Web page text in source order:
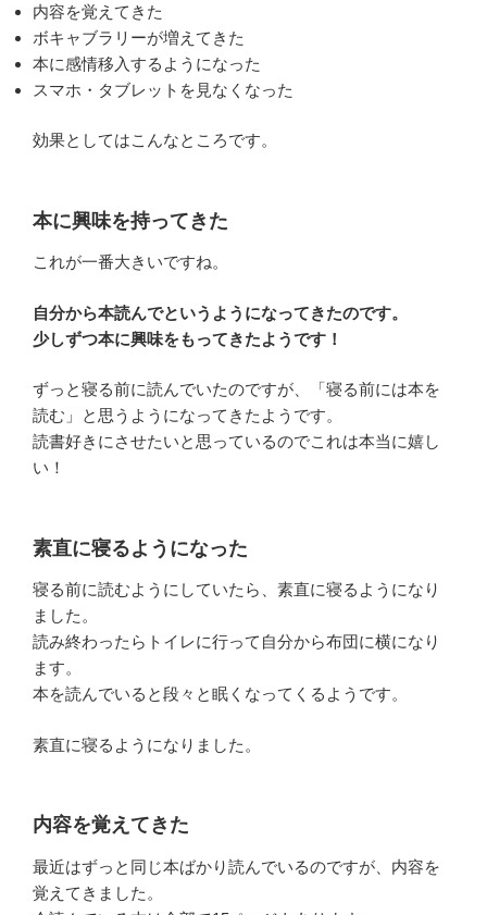
内容を覚えてきた
ボキャブラリーが増えてきた
本に感情移入するようになった
スマホ・タブレットを見なくなった
効果としてはこんなところです。
本に興味を持ってきた
これが一番大きいですね。
自分から本読んでというようになってきたのです。
少しずつ本に興味をもってきたようです！
ずっと寝る前に読んでいたのですが、「寝る前には本を
読む」と思うようになってきたようです。
読書好きにさせたいと思っているのでこれは本当に嬉し
い！
素直に寝るようになった
寝る前に読むようにしていたら、素直に寝るようになり
ました。
読み終わったらトイレに行って自分から布団に横になり
ます。
本を読んでいると段々と眠くなってくるようです。
素直に寝るようになりました。
内容を覚えてきた
最近はずっと同じ本ばかり読んでいるのですが、内容を
覚えてきました。